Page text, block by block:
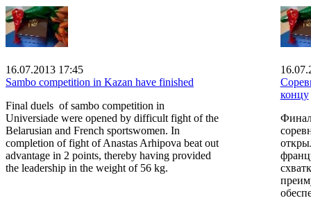
16.07.2013 17:45
Sambo competition in Kazan have finished
Final duels of sambo competition in
Universiade were opened by difficult fight of the
Belarusian and French sportswomen. In
completion of fight of Anastas Arhipovа beat out
advantage in 2 points, thereby having provided
the leadership in the weight of 56 kg.
концу